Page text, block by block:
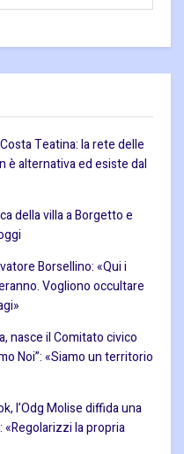
Teatina: la rete delle
è alternativa ed esiste dal
della villa a Borgetto e
Borsellino: «Qui i
Vogliono occultare
nasce il Comitato civico
Noi”: «Siamo un territorio
l’Odg Molise diffida una
la propria